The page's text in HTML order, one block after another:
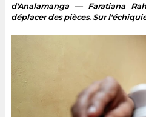
d'Analamanga — Faratiana
déplacer des pièces. Sur